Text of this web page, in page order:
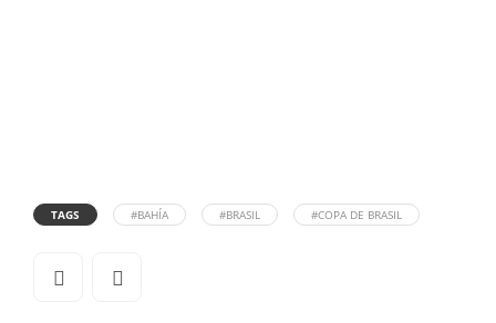
TAGS #BAHÍA #BRASIL #COPA DE BRASIL